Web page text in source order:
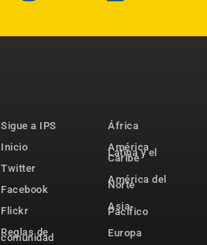
Sigue a IPS
Inicio
Twitter
Facebook
Flickr
Reglas de
comunidad
África
América
Latina y el
Caribe
América del
Norte
Asia-
Pacífico
Europa